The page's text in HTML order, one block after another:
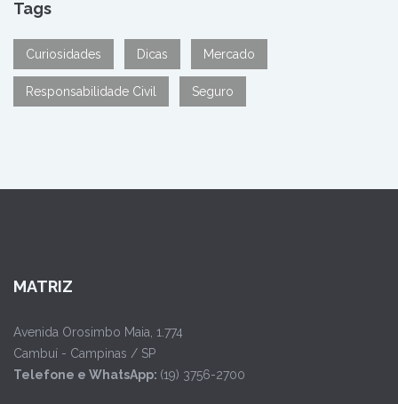
Tags
Curiosidades Dicas Mercado
Responsabilidade Civil Seguro
MATRIZ
Avenida Orosimbo Maia, 1.774
Cambuí - Campinas / SP
Telefone e WhatsApp: (19) 3756-2700